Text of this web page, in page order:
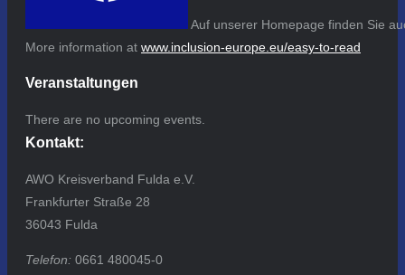
Auf unserer Homepage finden Sie
More information at www.inclusion-europe.eu/easy-to-read
Veranstaltungen
There are no upcoming events.
Kontakt:
AWO Kreisverband Fulda e.V.
Frankfurter Straße 28
36043 Fulda
Telefon: 0661 480045-0